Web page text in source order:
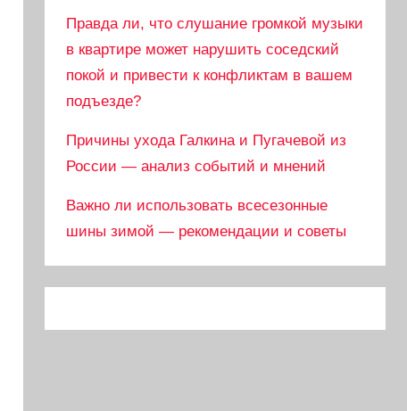
Правда ли, что слушание громкой музыки
в квартире может нарушить соседский
покой и привести к конфликтам в вашем
подъезде?
Причины ухода Галкина и Пугачевой из
России — анализ событий и мнений
Важно ли использовать всесезонные
шины зимой — рекомендации и советы